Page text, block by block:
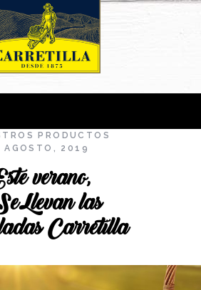
PRODUCTOS
AGOSTO, 2019
verano,
las
Carretilla